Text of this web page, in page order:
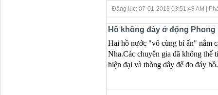
Đăng lúc: 07-01-2013 03:51:48 AM |
Hồ không đáy ở động Phong
Hai hồ nước "vô cùng bí ẩn" nằm
Nha.Các chuyên gia đã không thể
hiện đại và thòng dây để đo đáy hồ.